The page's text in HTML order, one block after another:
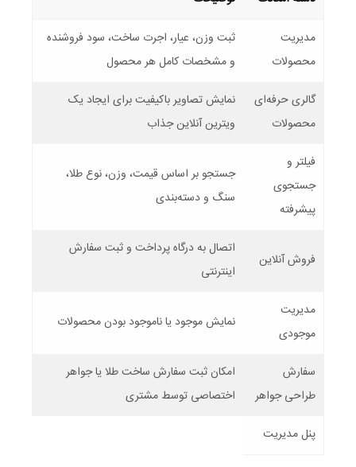
مدیریت
محصولات
ثبت وزن، عیار، اجرت ساخت، سود فروشنده
و مشخصات کامل هر محصول
گالری حرفه‌ای
محصولات
نمایش تصاویر باکیفیت برای ایجاد یک
ویترین آنلاین جذاب
فیلتر و
جستجوی
پیشرفته
جستجو بر اساس قیمت، وزن، نوع طلا،
سنگ و دسته‌بندی
فروش آنلاین
اتصال به درگاه پرداخت و ثبت سفارش
اینترنتی
مدیریت
موجودی
نمایش موجود یا ناموجود بودن محصولات
سفارش
طراحی جواهر
امکان ثبت سفارش ساخت طلا یا جواهر
اختصاصی توسط مشتری
پنل مدیریت